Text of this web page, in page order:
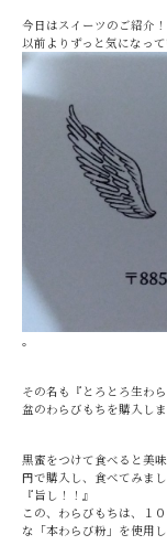
今日はスイーツのご紹介！
以前よりずっと気になっ
。
その名も『とろとろ生わ
盆のわらびもちを購入しま
黒蜜をつけて食べると美
円で購入し、食べてみまし
『旨し！！』
この、わらびもちは、１
な「本わらび粉」を使用